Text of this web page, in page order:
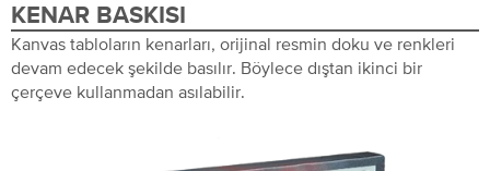
KENAR BASKISI
Kanvas tabloların kenarları, orijinal resmin doku ve renkleri
devam edecek şekilde basılır. Böylece dıştan ikinci bir
çerçeve kullanmadan asılabilir.